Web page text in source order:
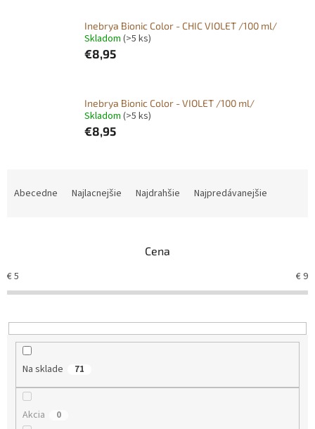
Inebrya Bionic Color - CHIC VIOLET /100 ml/
Skladom (>5 ks)
€8,95
Inebrya Bionic Color - VIOLET /100 ml/
Skladom (>5 ks)
€8,95
e
d
Abecedne Najlacnejšie Najdrahšie Najpredávanejšie
Cena
€5 €9
Na sklade 71
Akcia 0